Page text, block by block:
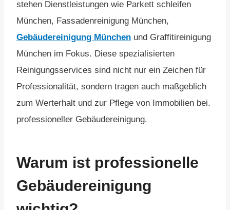
stehen Dienstleistungen wie Parkett schleifen
München, Fassadenreinigung München,
Gebäudereinigung München und Graffitireinigung
München im Fokus. Diese spezialisierten
Reinigungsservices sind nicht nur ein Zeichen für
Professionalität, sondern tragen auch maßgeblich
zum Werterhalt und zur Pflege von Immobilien bei.
professioneller Gebäudereinigung.
Warum ist professionelle
Gebäudereinigung